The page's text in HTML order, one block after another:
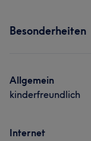
Besonderheiten
Allgemein
kinderfreundlich
Internet